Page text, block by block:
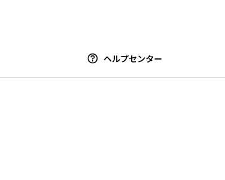
ヘルプセンター